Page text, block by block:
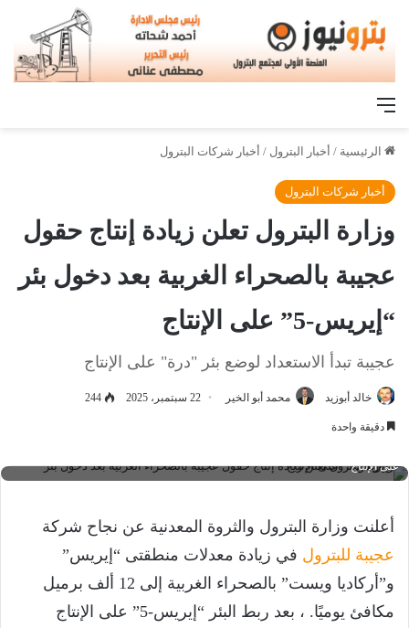
القائمة
الرئيسية / أخبار البترول / أخبار شركات البترول
أخبار شركات البترول
وزارة البترول تعلن زيادة إنتاج حقول
عجيبة بالصحراء الغربية بعد دخول بئر
“إيريس-5” على الإنتاج
عجيبة تبدأ الاستعداد لوضع بئر "درة" على الإنتاج
خالد أبوزيد محمد أبو الخير 22 سبتمبر، 2025 244
دقيقة واحدة
على الإنتاج
أعلنت وزارة البترول والثروة المعدنية عن نجاح شركة
عجيبة للبترول في زيادة معدلات منطقتى “إيريس”
و”أركاديا ويست” بالصحراء الغربية إلى 12 ألف برميل
مكافئ يوميًا. ، بعد ربط البئر “إيريس-5” على الإنتاج